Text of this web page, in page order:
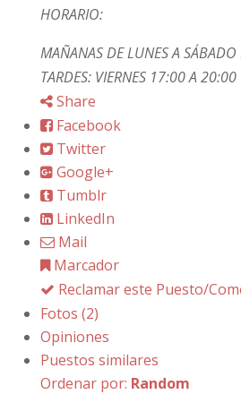
HORARIO:
MAÑANAS DE LUNES A
TARDES: VIERNES 17:00 A 20:00
Share
Facebook
Twitter
Google+
Tumblr
LinkedIn
Mail
Marcador
Reclamar este Puesto/
Fotos (2)
Opiniones
Puestos similares
Ordenar por: Random